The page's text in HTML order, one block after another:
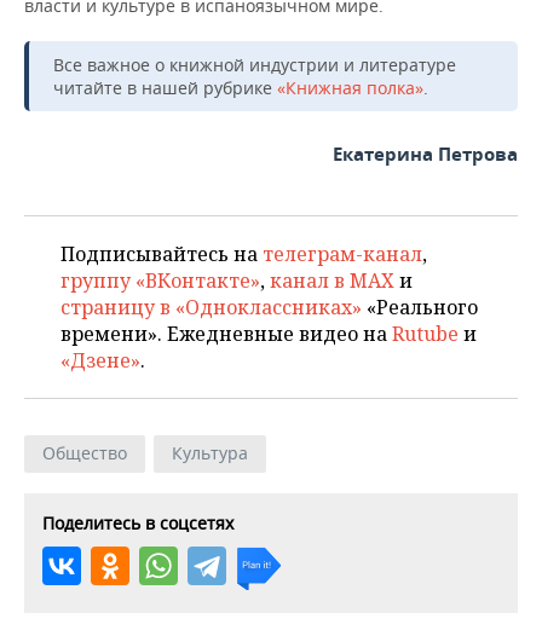
власти и культуре в испаноязычном мире.
Все важное о книжной индустрии и литературе
читайте в нашей рубрике «Книжная полка».
Екатерина Петрова
Подписывайтесь на телеграм-канал,
группу «ВКонтакте»,канал в MAXи
страницу в «Одноклассниках» «Реального
времени». Ежедневные видео наRutube и
«Дзене».
Общество Культура
Поделитесь в соцсетях